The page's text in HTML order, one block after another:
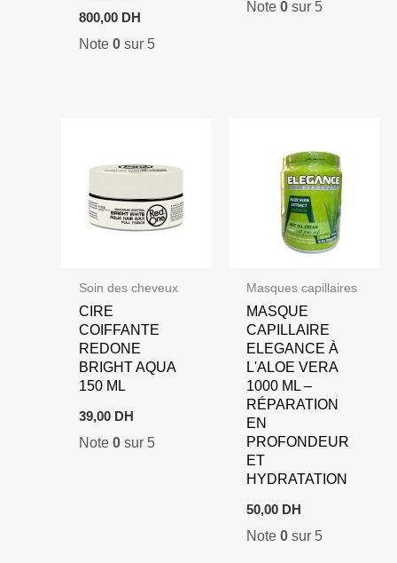
Le
prix
initial
800,00 DHLe
actuel
Note 0sur 5
initial
actuel
Note0 sur 5
Soin des cheveux
CIRE
COIFFANTE
REDONE
BRIGHT AQUA
150 ML
39,00 DH
Note 0sur 5
Masques capillaires
MASQUE
CAPILLAIRE
ELEGANCE À
L'ALOE VERA
1000 ML –
RÉPARATION
EN
PROFONDEUR
ET
HYDRATATION
50,00 DH
Note0 sur 5